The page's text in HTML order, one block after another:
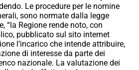
Le procedure per le nomine
sono normate dalla legge
“la Regione rende noto, con
pubblicato sul sito internet
l’incarico che intende attribuire,
di interesse da parte dei
nazionale. La valutazione dei